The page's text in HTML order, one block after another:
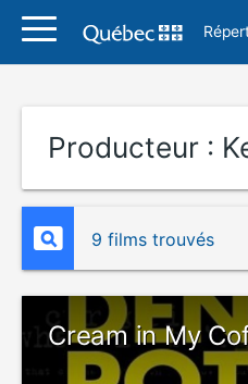
Producteur :
9 films trouvés
Cream in My